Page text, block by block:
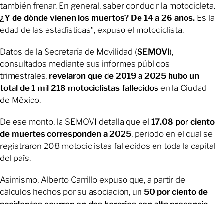
también frenar. En general, saber conducir la motocicleta.
¿Y de dónde vienen los muertos? De 14 a 26 años. Es la
edad de las estadísticas”, expuso el motociclista.
Datos de la Secretaría de Movilidad (SEMOVI),
consultados mediante sus informes públicos
trimestrales, revelaron que de 2019 a 2025 hubo un
total de 1 mil 218 motociclistas fallecidos en la Ciudad
de México.
De ese monto, la SEMOVI detalla que el 17.08 por ciento
de muertes corresponden a 2025, periodo en el cual se
registraron 208 motociclistas fallecidos en toda la capital
del país.
Asimismo, Alberto Carrillo expuso que, a partir de
cálculos hechos por su asociación, un 50 por ciento de